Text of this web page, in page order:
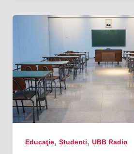
Educaţie, Studenti, UBB Radio